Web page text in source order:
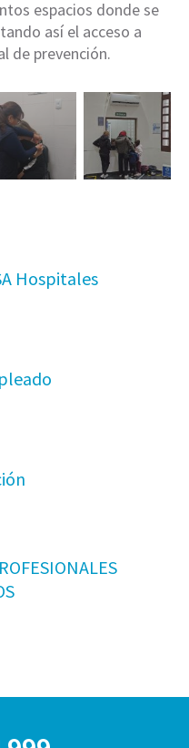
espacios donde se
así el acceso a
de prevención.
Hospitales